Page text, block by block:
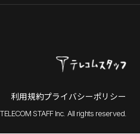
利用規約プライバシーポリシー
STAFF Inc. All rights reserved.